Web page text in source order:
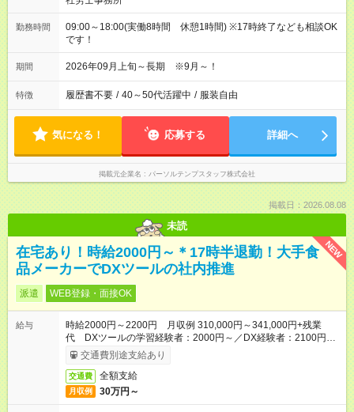
勤務時間
09:00～18:00(実働8時間 休憩1時間) ※17時終了なども相談OK
です！
期間 2026年09月上旬～長期 ※9月～！
特徴 履歴書不要 / 40～50代活躍中 / 服装自由
気になる！ 応募する 詳細へ
掲載元企業名 パーソルテンプスタッフ株式会社
掲載日：2026.08.08
未読
NEW
在宅あり！時給2000円～＊17時半退勤！大手食
品メーカーでDXツールの社内推進
派遣 WEB登録・面接OK
給与
時給2000円～2200円 月収例 310,000円～341,000円+残業
代 DXツールの学習経験者：2000円～／DX経験者：2100円～
応相談交通費別途支給あり
交通費 全額支給
月収例 30万円～